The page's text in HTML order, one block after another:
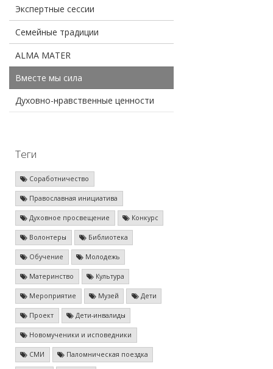
Экспертные сессии
Семейные традиции
ALMA MATER
Вместе мы сила
Духовно-нравственные ценности
Теги
Соработничество
Православная инициатива
Духовное просвещение Конкурс
Волонтеры Библиотека
Обучение Молодежь
Материнство Культура
Мероприятие Музей Дети
Проект Дети-инвалиды
Новомученики и исповедники
СМИ Паломническая поездка